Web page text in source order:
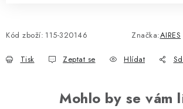
Kód zboží: 115-320146 Značka:AIRES
Tisk Zeptat se Hlídat
Mohlo by se vám